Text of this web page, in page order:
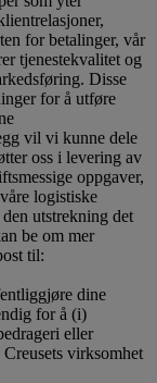
for betalinger, vår
tjenestekvalitet og
Disse
for å utføre
vil vi kunne dele
oss i levering av
oppgaver,
logistiske
utstrekning det
be om mer
til:
dine
for å (i)
eller
virksomhet